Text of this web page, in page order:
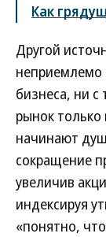
Как
Другой
неприемлемо
бизнеса, ни с
рынок только
начинают
сокращение
увеличив
индексируя
«понятно,